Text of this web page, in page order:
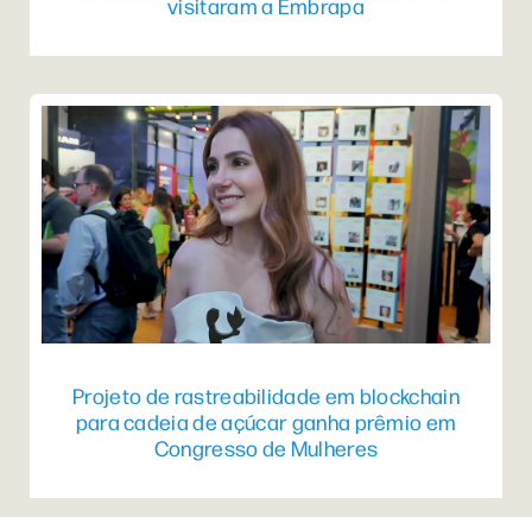
Projeto de rastreabilidade em blockchain
para cadeia de açúcar ganha prêmio em
Congresso de Mulheres